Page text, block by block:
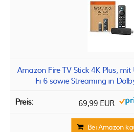
Amazon Fire TV Stick 4K Plus,
Fi 6 sowie Streaming in
69,99 EUR
Bei Amazon